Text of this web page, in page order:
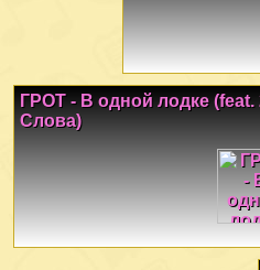
ГРОТ - В одной лодке (feat.
Слова)